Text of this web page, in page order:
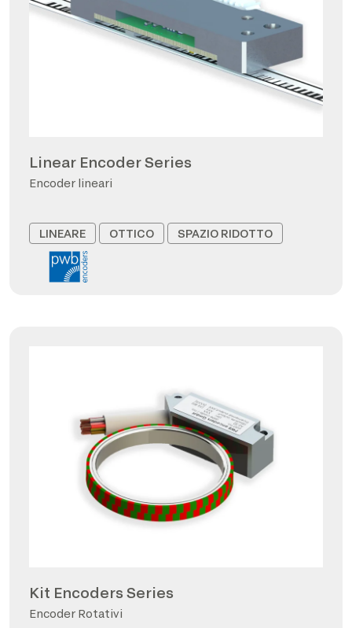
Linear Encoder Series
Encoder lineari
LINEARE OTTICO SPAZIO RIDOTTO
Kit Encoders Series
Encoder Rotativi